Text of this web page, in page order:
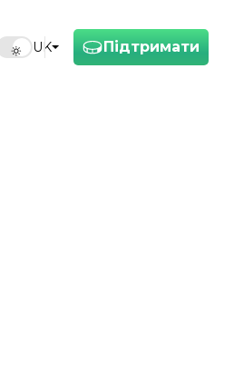
Підтримати
UK